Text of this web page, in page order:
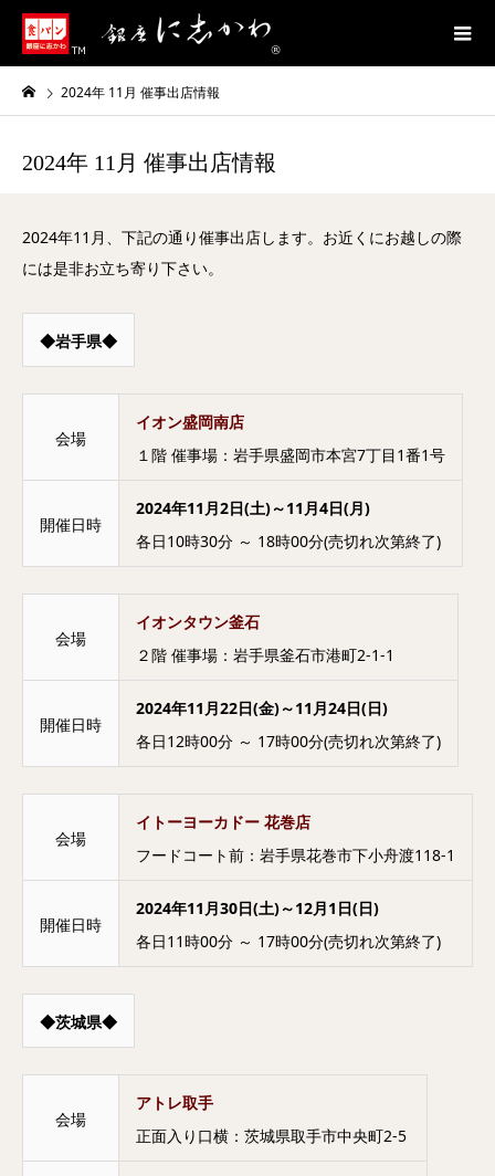
2024年 11月 催事出店情報
2024年 11月 催事出店情報
2024年11月、下記の通り催事出店します。お近くにお越しの際
には是非お立ち寄り下さい。
◆岩手県◆
会場
イオン盛岡南店
１階 催事場：岩手県盛岡市本宮7丁目1番1号
開催日時
2024年11月2日(土)～11月4日(月)
各日10時30分 ～ 18時00分(売切れ次第終了)
会場
イオンタウン釜石
２階 催事場：岩手県釜石市港町2-1-1
開催日時
2024年11月22日(金)～11月24日(日)
各日12時00分 ～ 17時00分(売切れ次第終了)
会場
イトーヨーカドー 花巻店
フードコート前：岩手県花巻市下小舟渡118-1
開催日時
2024年11月30日(土)～12月1日(日)
各日11時00分 ～ 17時00分(売切れ次第終了)
◆茨城県◆
会場
アトレ取手
正面入り口横：茨城県取手市中央町2-5